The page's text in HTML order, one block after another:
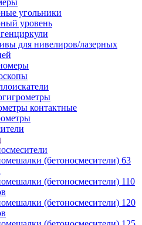
угольники
уровень
для нивелиров/лазерных
контактные
(бетоносмесители) 63
(бетоносмесители) 110
(бетоносмесители) 120